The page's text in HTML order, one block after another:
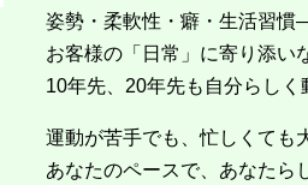
姿勢・柔軟性・癖・生活習
お客様の「日常」に寄り添い
10年先、20年先も自分らしく
運動が苦手でも、忙しくても
あなたのペースで、あなたら